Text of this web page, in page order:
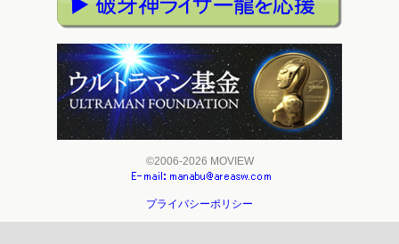
©2006-2026 MOVIEW
プライバシーポリシー